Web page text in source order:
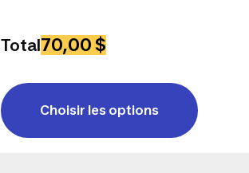
Total70,00 $
Choisir les options